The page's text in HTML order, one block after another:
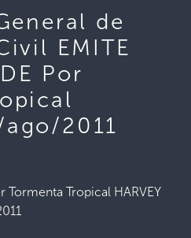
de
EMITE
Por
ago/2011
Tormenta Tropical HARVEY